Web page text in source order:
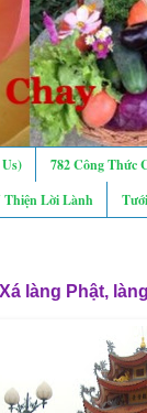
782 Công Thức
Thiện Lời Lành
làng Phật,